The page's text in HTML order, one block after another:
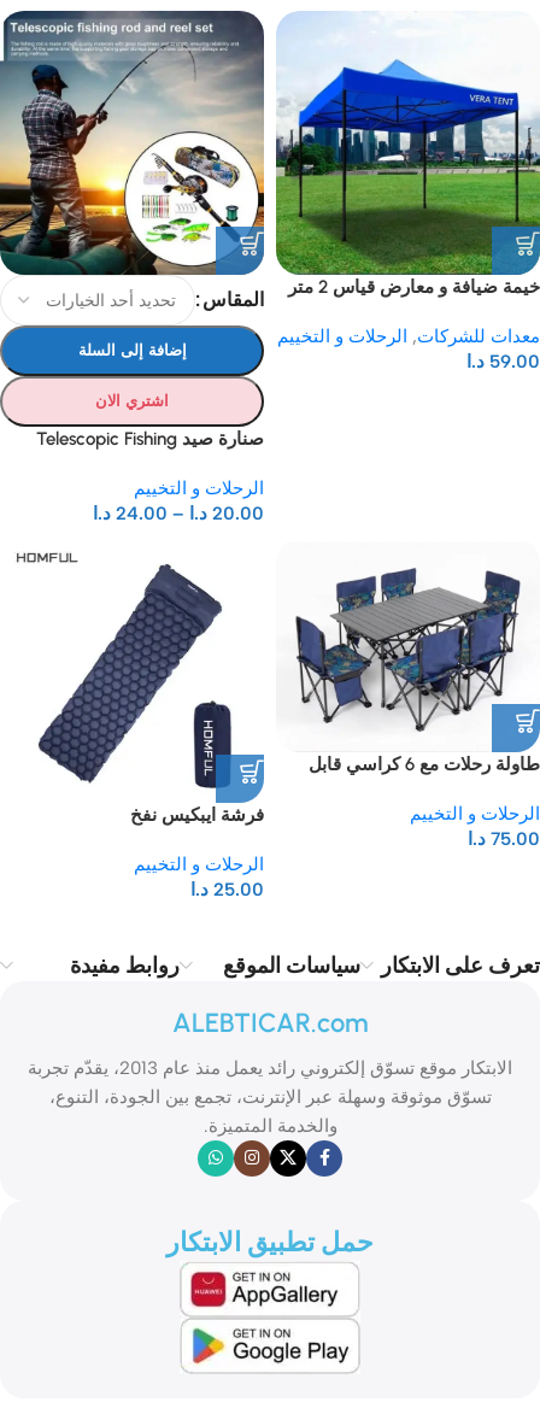
خيمة ضيافة و معارض قياس 2 متر
معدات للشركات, الرحلات و التخييم
59.00 د.ا
المقاس
إضافة إلى السلة
اشتري الان
صنارة صيد Telescopic Fishing
الرحلات و التخييم
20.00 د.ا –
24.00 د.ا
طاولة رحلات مع 6 كراسي قابل
الرحلات و التخييم
75.00 د.ا
فرشة ايبكيس نفخ
الرحلات و التخييم
25.00 د.ا
تعرف على الابتكار سياسات الموقع روابط مفيدة
ALEBTICAR.com
الابتكار موقع تسوّق إلكتروني رائد يعمل منذ عام 2013، يقدّم تجربة
تسوّق موثوقة وسهلة عبر الإنترنت، تجمع بين الجودة، التنوع،
والخدمة المتميزة.
حمل تطبيق الابتكار